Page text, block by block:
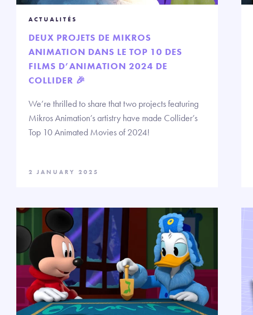
ACTUALITÉS
DEUX PROJETS DE MIKROS
ANIMATION DANS LE TOP 10 DES
FILMS D’ANIMATION 2024 DE
COLLIDER 🎉
We’re thrilled to share that two projects featuring
Mikros Animation’s artistry have made Collider’s
Top 10 Animated Movies of 2024!
2 JANUARY 2025